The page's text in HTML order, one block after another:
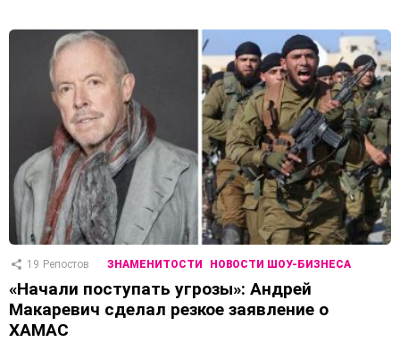
19 Репостов ЗНАМЕНИТОСТИ НОВОСТИ ШОУ-БИЗНЕСА
«Начали поступать угрозы»: Андрей
Макаревич сделал резкое заявление о
ХАМАС